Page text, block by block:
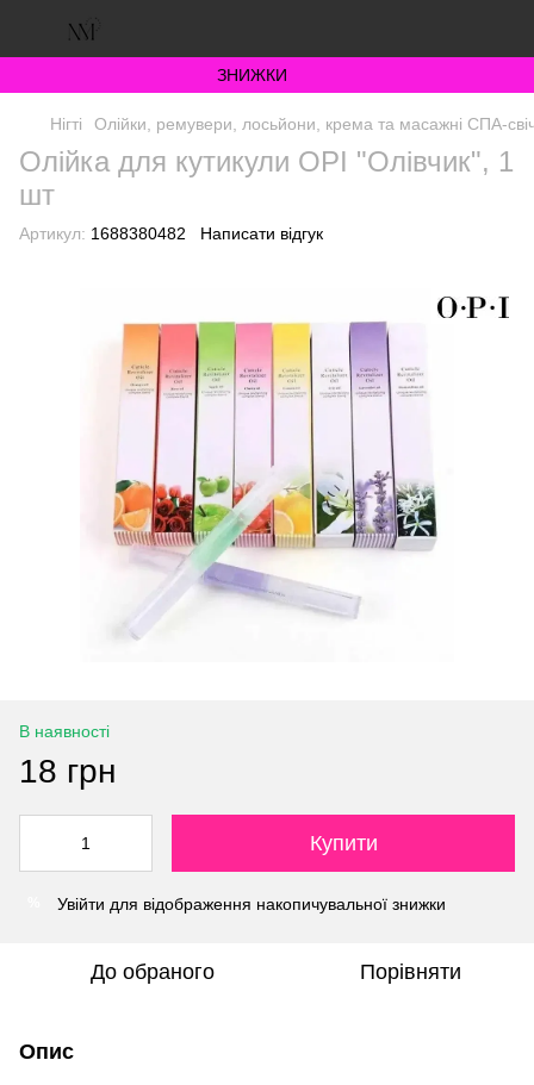
ЗНИЖКИ
Нігті Олійки, ремувери, лосьйони, крема та масажні СПА-
Олійка для кутикули OPI "Олівчик", 1
шт
Артикул: 1688380482 Написати відгук
В наявності
18 грн
Купити
Увійти для відображення накопичувальної знижки
До обраного Порівняти
Опис